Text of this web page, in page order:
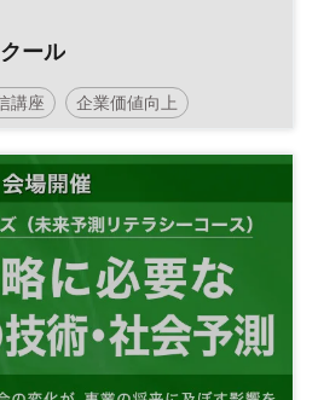
ール
講座 企業価値向上
日経ビジネススクール